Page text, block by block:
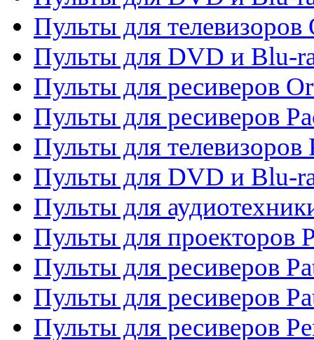
Пульты для телевизоров
Пульты для DVD и Blu-
Пульты для ресиверов
Пульты для ресиверов
Пульты для телевизоров
Пульты для DVD и Blu-
Пульты для
Пульты для проекторов
Пульты для ресиверов
Пульты для ресиверов
Пульты для ресиверов